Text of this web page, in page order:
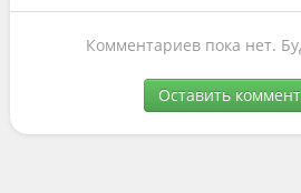
Комментариев пока нет.
Оставить